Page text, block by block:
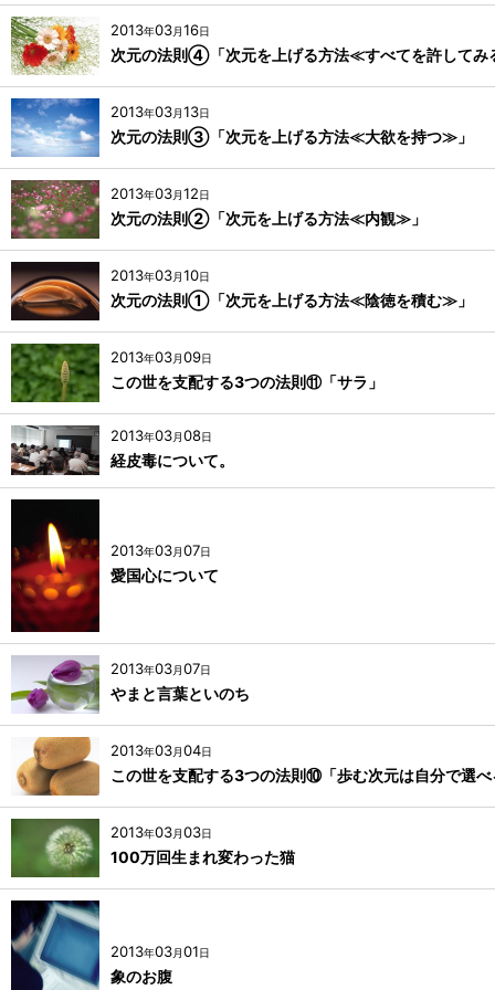
2013年03月16日
次元の法則④「次元を上げる方法≪すべてを許して
2013年03月13日
次元の法則③「次元を上げる方法≪大欲を持つ≫」
2013年03月12日
次元の法則②「次元を上げる方法≪内観≫」
2013年03月10日
次元の法則①「次元を上げる方法≪陰徳を積む≫」
2013年03月09日
この世を支配する3つの法則⑪「サラ」
2013年03月08日
経皮毒について。
2013年03月07日
愛国心について
2013年03月07日
やまと言葉といのち
2013年03月04日
この世を支配する3つの法則⑩「歩む次元は自分で選べ
2013年03月03日
100万回生まれ変わった猫
2013年03月01日
象のお腹